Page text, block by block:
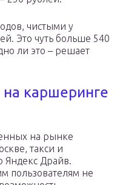
чистыми у
Это чуть больше 540
ли это – решает
каршеринге
на рынке
такси и
Яндекс Драйв.
пользователям не